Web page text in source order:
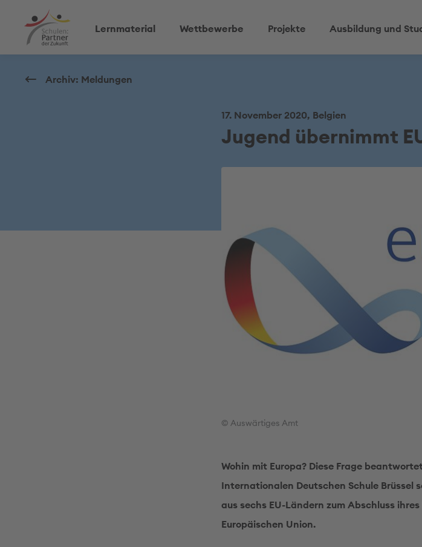
Lernmaterial Wettbewerbe Projekte Ausbildung und
Archiv: Meldungen
17. November 2020, Belgien
Jugend übernimmt
© Auswärtiges Amt
Wohin mit Europa? Diese Frage
Internationalen Deutschen Schule Brüssel
aus sechs EU-Ländern zum Abschluss
Europäischen Union.